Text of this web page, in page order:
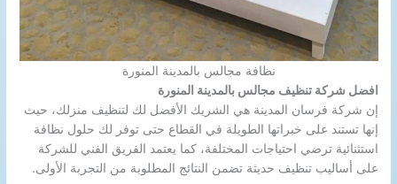
نظافة مجالس بالمدينة المنورة
افضل شركة تنظيف مجالس بالمدينة المنورة
إن شركة فرسان المدينة هي الشريك الأفضل لك لتنظيف منزلك، حيث
إنها تستند على خبراتها الطويلة في القطاع حتى توفر لك حلول نظافة
استثنائية ترضي احتياجات المختلفة، كما يعتمد الفريق الفني للشركة
على أساليب تنظيف حديثة تضمن النتائج المطلوبة من التجربة الأولى.